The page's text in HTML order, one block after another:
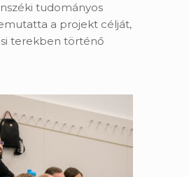
tudományos
a projekt célját,
terekben történő